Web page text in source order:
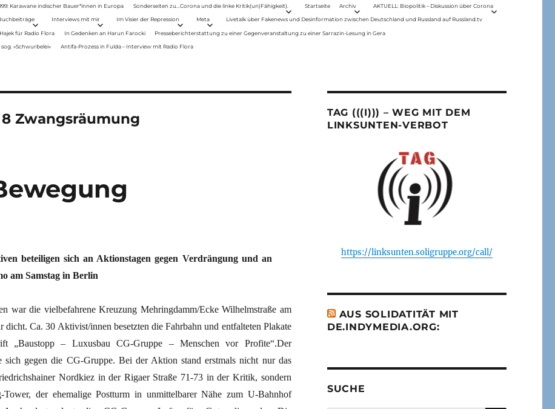
Karawane indischer Bauer*innen in Europa Sonderseiten zu…Corona und die linke Kritik(un)Fähigkeit). Startseite Archiv AKTUELL: Biopolitik – Diskussion über Corona
Interviews mit mir Im Visier der Repression Meta Livetalk über Fakenews und Desinformation zwischen Deutschland und Russland auf Russland.tv
für Radio Flora In Gedenken an Harun Farocki Presseberichterstattung zu einer Gegenveranstaltung zu einer Sarrazin-Lesung in Gera
»Schwurbelei« Antifa-Prozess in Fulda – Interview mit Radio Flora
Zwangsräumung
beteiligen sich an Aktionstagen gegen Verdrängung und an
am Samstag in Berlin
war die vielbefahrene Kreuzung Mehringdamm/Ecke Wilhelmstraße am
Ca. 30 Aktivist/innen besetzten die Fahrbahn und entfalteten Plakate
„Baustopp – Luxusbau CG-Gruppe – Menschen vor Profite“.Der
sich gegen die CG-Gruppe. Bei der Aktion stand erstmals nicht nur das
Nordkiez in der Rigaer Straße 71-73 in der Kritik, sondern
Tower, der ehemalige Postturm in unmittelbarer Nähe zum U-Bahnhof
TAG (((I))) – WEG MIT DEM
LINKSUNTEN-VERBOT
https://linksunten.soligruppe.org/call/
AUS SOLIDATITÄT MIT
DE.INDYMEDIA.ORG:
SUCHE